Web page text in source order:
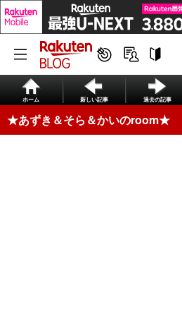
ホーム 新しい記事 過去の記事
★あずき＆そら＆かいのroom★